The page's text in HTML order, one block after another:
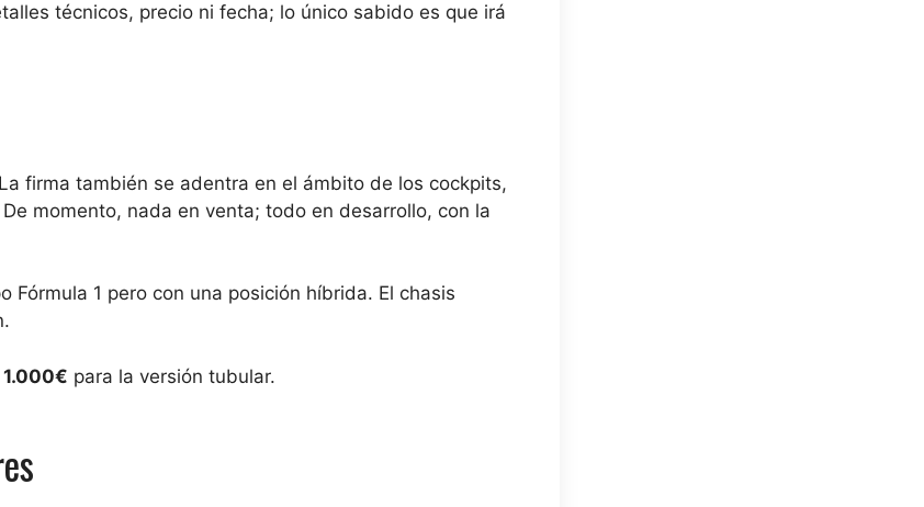
técnicos, precio ni fecha; lo único sabido es que irá
firma también se adentra en el ámbito de los cockpits,
momento, nada en venta; todo en desarrollo, con la
Fórmula 1 pero con una posición híbrida. El chasis
para la versión tubular.